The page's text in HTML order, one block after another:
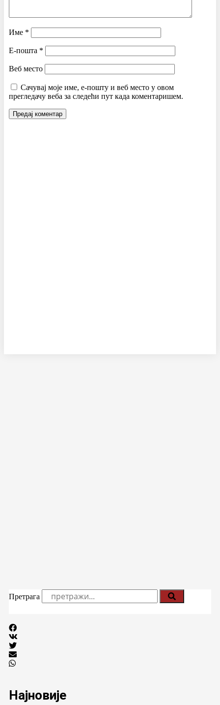
Име *
Е-пошта *
Веб место
Сачувај моје име, е-пошту и веб место у овом
прегледачу веба за следећи пут када коментаришем.
Претрага
Најновије